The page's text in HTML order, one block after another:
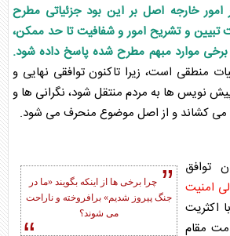
امور خارجه اصل بر این بود جزئیاتی مطرح
و تشریح امور و شفافیت تا حد ممکن،
برخی موارد مبهم مطرح شده پاسخ داده شود.
منطقی است، زیرا تاکنون توافقی نهایی و
نویس ها به مردم منتقل شود، نگرانی ها و
می کشاند و از اصل موضوع منحرف می شود.
چرا برخی ها از اینکه بگویند «ما در
جنگ پیروز شدیم» برافروخته و ناراحت
می شوند؟
توافق
امنیت
اکثریت
مقام